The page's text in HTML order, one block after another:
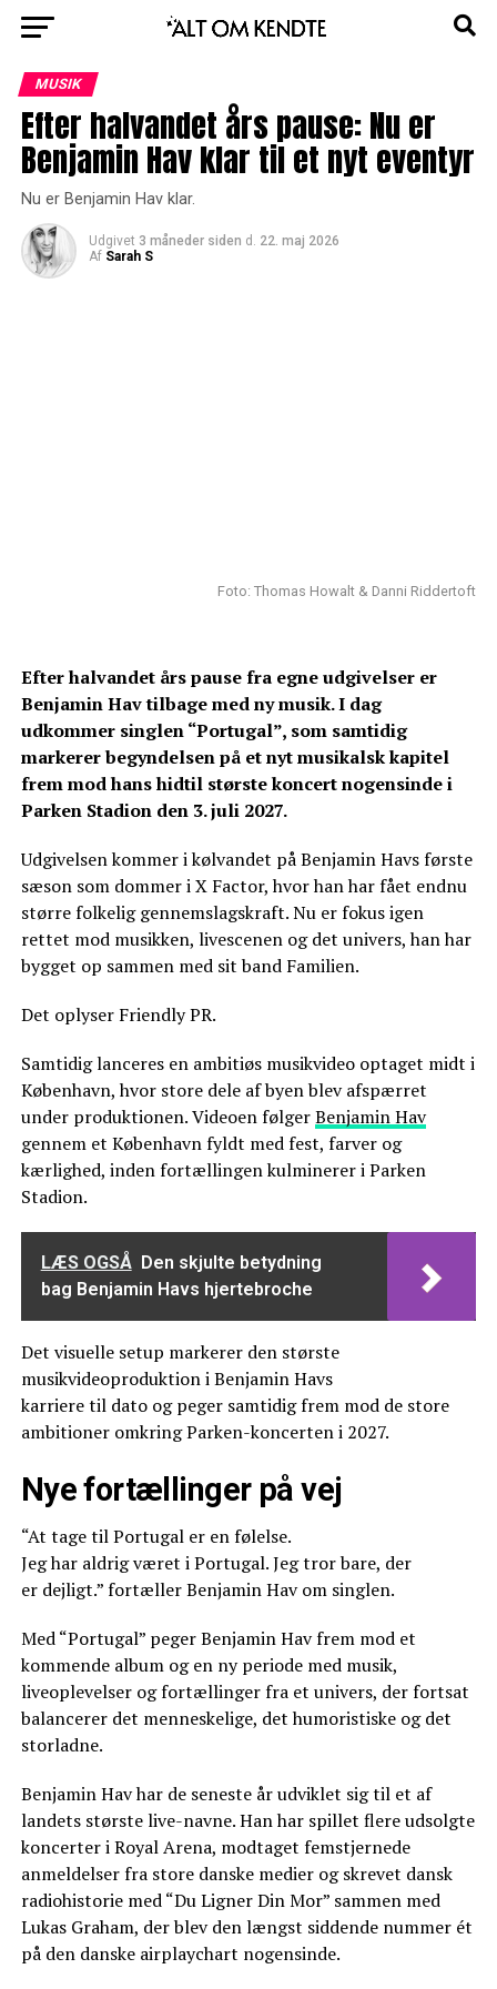
MUSIK
Efter halvandet års pause: Nu er
Benjamin Hav klar til et nyt eventyr
Nu er Benjamin Hav klar.
Udgivet 3 måneder siden d. 22. maj 2026
Af Sarah S
Foto: Thomas Howalt & Danni Riddertoft
Efter halvandet års pause fra egne udgivelser er
Benjamin Hav tilbage med ny musik. I dag
udkommer singlen “Portugal”, som samtidig
markerer begyndelsen på et nyt musikalsk kapitel
frem mod hans hidtil største koncert nogensinde i
Parken Stadion den 3. juli 2027.
Udgivelsen kommer i kølvandet på Benjamin Havs første
sæson som dommer i X Factor, hvor han har fået endnu
større folkelig gennemslagskraft. Nu er fokus igen
rettet mod musikken, livescenen og det univers, han har
bygget op sammen med sit band Familien.
Det oplyser Friendly PR.
Samtidig lanceres en ambitiøs musikvideo optaget midt i
København, hvor store dele af byen blev afspærret
under produktionen. Videoen følgerBenjamin Hav
gennem et København fyldt med fest, farver og
kærlighed, inden fortællingen kulminerer i Parken
Stadion.
LÆS OGSÅ Den skjulte betydning
bag Benjamin Havs hjertebroche
Det visuelle setup markerer den største
musikvideoproduktion i Benjamin Havs
karriere til dato og peger samtidig frem mod de store
ambitioner omkring Parken-koncerten i 2027.
Nye fortællinger på vej
“At tage til Portugal er en følelse.
Jeg har aldrig været i Portugal. Jeg tror bare, der
er dejligt.” fortæller Benjamin Hav om singlen.
Med “Portugal” peger Benjamin Hav frem mod et
kommende album og en ny periode med musik,
liveoplevelser og fortællinger fra et univers, der fortsat
balancerer det menneskelige, det humoristiske og det
storladne.
Benjamin Hav har de seneste år udviklet sig til et af
landets største live-navne. Han har spillet flere udsolgte
koncerter i Royal Arena, modtaget femstjernede
anmeldelser fra store danske medier og skrevet dansk
radiohistorie med “Du Ligner Din Mor” sammen med
Lukas Graham, der blev den længst siddende nummer ét
på den danske airplaychart nogensinde.